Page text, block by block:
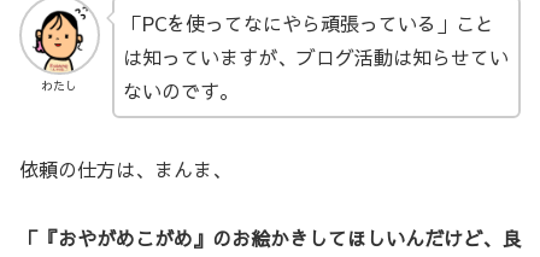
わたし
「PCを使ってなにやら頑張っている」こと
は知っていますが、ブログ活動は知らせてい
ないのです。
依頼の仕方は、まんま、
「『おやがめこがめ』のお絵かきしてほしいんだけど、良